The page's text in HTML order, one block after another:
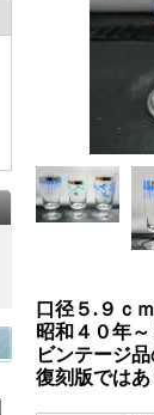
口径５.９ｃ
昭和４０年
ビンテージ
復刻版では